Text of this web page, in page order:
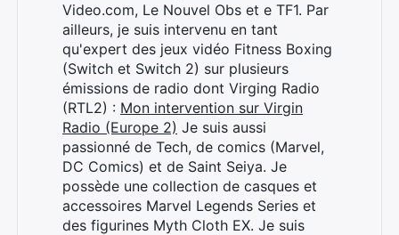
Video.com, Le Nouvel Obs et e TF1. Par
ailleurs, je suis intervenu en tant
qu'expert des jeux vidéo Fitness Boxing
(Switch et Switch 2) sur plusieurs
émissions de radio dont Virging Radio
(RTL2) : Mon intervention sur Virgin
Radio (Europe 2) Je suis aussi
passionné de Tech, de comics (Marvel,
DC Comics) et de Saint Seiya. Je
possède une collection de casques et
accessoires Marvel Legends Series et
des figurines Myth Cloth EX. Je suis